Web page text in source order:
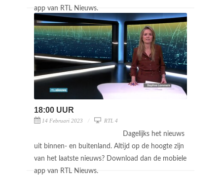
app van RTL Nieuws.
18:00 UUR
14 Februari 2023 RTL 4
Dagelijks het nieuws
uit binnen- en buitenland. Altijd op de hoogte zijn
van het laatste nieuws? Download dan de mobiele
app van RTL Nieuws.